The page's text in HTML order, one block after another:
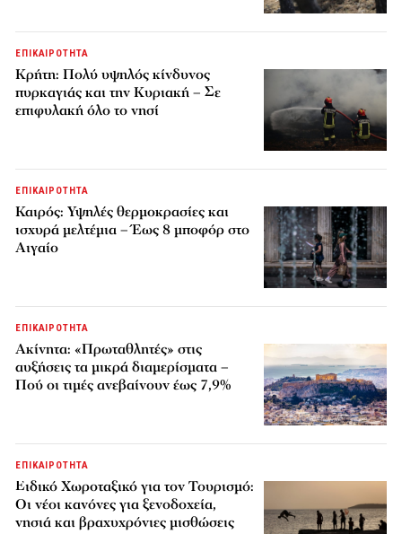
ΕΠΙΚΑΙΡΟΤΗΤΑ
Κρήτη: Πολύ υψηλός κίνδυνος
πυρκαγιάς και την Κυριακή – Σε
επιφυλακή όλο το νησί
ΕΠΙΚΑΙΡΟΤΗΤΑ
Καιρός: Υψηλές θερμοκρασίες και
ισχυρά μελτέμια – Έως 8 μποφόρ στο
Αιγαίο
ΕΠΙΚΑΙΡΟΤΗΤΑ
Ακίνητα: «Πρωταθλητές» στις
αυξήσεις τα μικρά διαμερίσματα –
Πού οι τιμές ανεβαίνουν έως 7,9%
ΕΠΙΚΑΙΡΟΤΗΤΑ
Ειδικό Χωροταξικό για τον Τουρισμό:
Οι νέοι κανόνες για ξενοδοχεία,
νησιά και βραχυχρόνιες μισθώσεις